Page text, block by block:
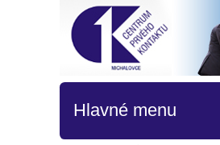
Hlavné menu